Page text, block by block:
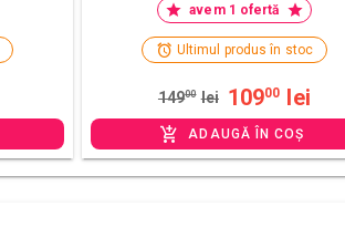
avem 1 ofertă
Ultimul produs în stoc
14900 lei 10900 lei
ADAUGĂ ÎN COȘ